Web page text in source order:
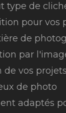
type de
pour vos
de
par
de vos
de photo
adaptés